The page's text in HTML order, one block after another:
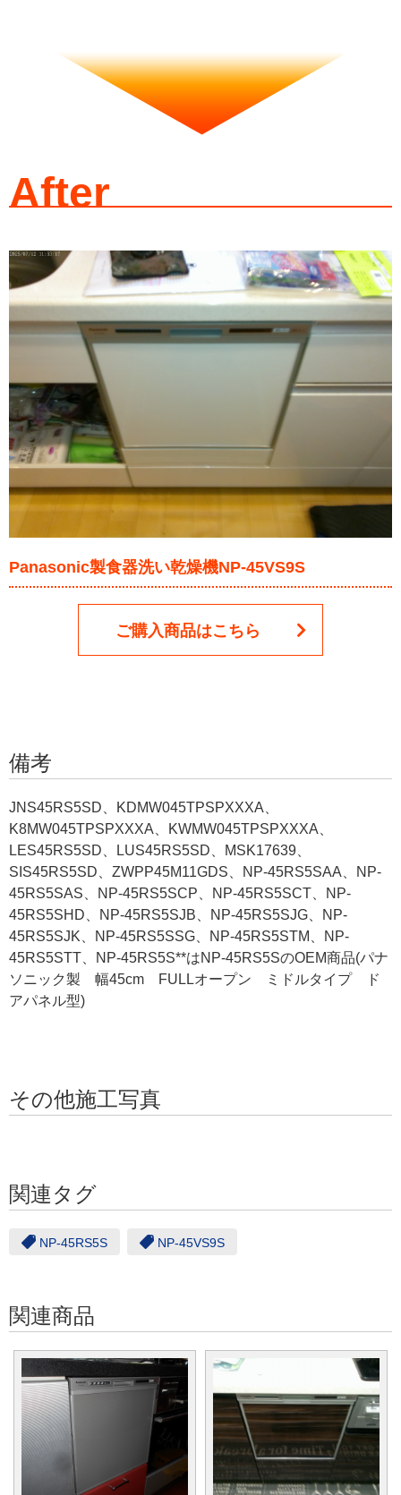
After
Panasonic製食器洗い乾燥機NP-45VS9S
ご購入商品はこちら
備考
JNS45RS5SD、KDMW045TPSPXXXA、
K8MW045TPSPXXXA、KWMW045TPSPXXXA、
LES45RS5SD、LUS45RS5SD、MSK17639、
SIS45RS5SD、ZWPP45M11GDS、NP-45RS5SAA、NP-
45RS5SAS、NP-45RS5SCP、NP-45RS5SCT、NP-
45RS5SHD、NP-45RS5SJB、NP-45RS5SJG、NP-
45RS5SJK、NP-45RS5SSG、NP-45RS5STM、NP-
45RS5STT、NP-45RS5S**はNP-45RS5SのOEM商品(パナ
ソニック製 幅45cm FULLオープン ミドルタイプ ド
アパネル型)
その他施工写真
関連タグ
NP-45RS5S NP-45VS9S
関連商品